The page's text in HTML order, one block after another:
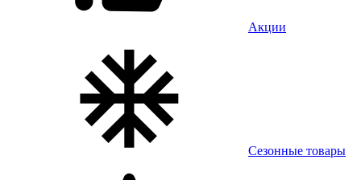
Акции
Сезонные товары